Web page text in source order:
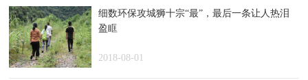
细数环保攻城狮十宗“最”，最后一条让人热泪
盈眶
2018-08-01